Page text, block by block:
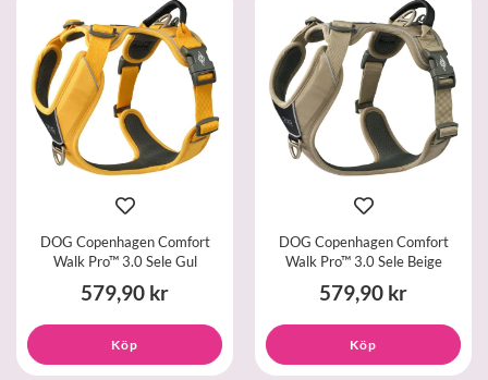
DOG Copenhagen Comfort
Walk Pro™ 3.0 Sele Gul
579,90 kr
Köp
DOG Copenhagen Comfort
Walk Pro™ 3.0 Sele Beige
579,90 kr
Köp